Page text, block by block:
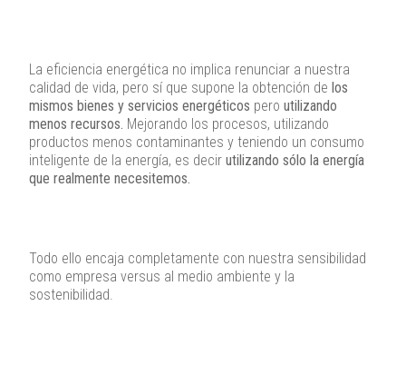
La eficiencia energética no implica renunciar a nuestra
calidad de vida, pero sí que supone la obtención de los
mismos bienes y servicios energéticos pero utilizando
menos recursos. Mejorando los procesos, utilizando
productos menos contaminantes y teniendo un consumo
inteligente de la energía, es decir utilizando sólo la energía
que realmente necesitemos.
Todo ello encaja completamente con nuestra sensibilidad
como empresa versus al medio ambiente y la
sostenibilidad.